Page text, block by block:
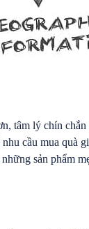
tâm lý chín
cầu mua quà
sản phẩm